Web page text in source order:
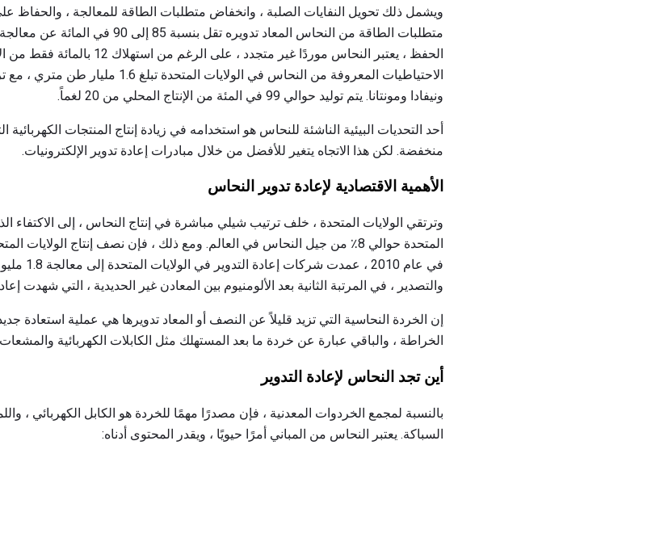
ويشمل ذلك تحويل النفايات الصلبة ، وانخفاض متطلبات الطاقة للمعالجة ، والحفاظ
متطلبات الطاقة من النحاس المعاد
الحفظ ، يعتبر النحاس موردًا غير
الاحتياطيات المعروفة من النحاس في
ونيفادا ومونتانا. يتم توليد حوالي 99 في المئة من الإنتاج المحلي من 20 لغماً.
أحد التحديات البيئية الناشئة للنحاس هو استخدامه في زيادة إنتاج المنتجات الكهربائية
منخفضة. لكن هذا الاتجاه يتغير للأفضل من خلال مبادرات إعادة تدوير الإلكترونيات.
الأهمية الاقتصادية لإعادة تدوير النحاس
وترتقي الولايات المتحدة ، خلف ترتيب شيلي مباشرة في إنتاج النحاس ، إلى الاكتفاء
المتحدة حوالي 8٪ من جيل النحاس في العالم. ومع ذلك ، فإن نصف إنتاج
في عام
والتصدير ، في المرتبة الثانية بعد الألومنيوم بين المعادن غير الحديدية ، التي شهدت إعادة تدوير 4.6
إن الخردة النحاسية التي تزيد قليلاً عن النصف أو المعاد تدويرها هي عملية استعادة
الخراطة ، والباقي عبارة عن خردة ما بعد المستهلك مثل الكابلات الكهربائية
أين تجد النحاس لإعادة التدوير
بالنسبة لمجمع الخردوات المعدنية ، فإن مصدرًا مهمًا للخردة هو الكابل الكهربائي ،
السباكة. يعتبر النحاس من المباني أمرًا حيويًا ، ويقدر المحتوى أدناه: